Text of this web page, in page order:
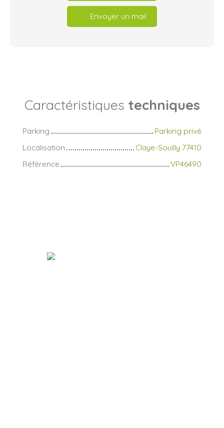
Envoyer un mail
Caractéristiques techniques
Parking
Parking privé
Localisation
Claye-Souilly 77410
Référence
VP46490